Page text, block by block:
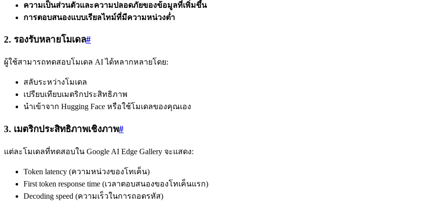
ความเป็นส่วนตัวและความปลอดภัยของข้อมูลที่เพิ่มขึ้น
การตอบสนองแบบเรียลไทม์ที่มีความหน่วงต่ำ
2. รองรับหลายโมเดล#
ผู้ใช้สามารถทดสอบโมเดล AI ได้หลากหลายโดย:
สลับระหว่างโมเดล
เปรียบเทียบเมตริกประสิทธิภาพ
นำเข้าจาก Hugging Face หรือใช้โมเดลของคุณเอง
3. เมตริกประสิทธิภาพเชิงภาพ#
แต่ละโมเดลที่ทดสอบใน Google AI Edge Gallery จะแสดง:
Token latency (ความหน่วงของโทเค็น)
First token response time (เวลาตอบสนองของโทเค็นแรก)
Decoding speed (ความเร็วในการถอดรหัส)